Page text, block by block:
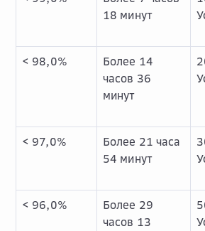
18 минут
< 98,0%
Более 14
часов 36
минут
< 97,0%
Более 21 часа
54 минут
< 96,0%
Более 29
часов 13